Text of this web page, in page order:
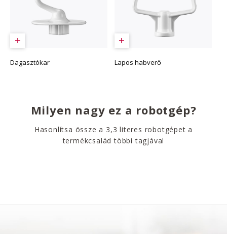
Dagasztókar Lapos habverő
Milyen nagy ez a robotgép?
Hasonlítsa össze a 3,3 literes robotgépet a
termékcsalád többi tagjával